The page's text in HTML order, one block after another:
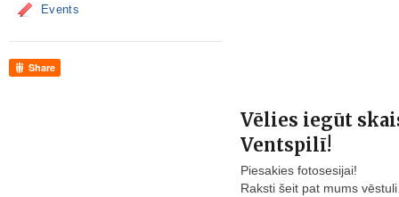
Events
Share
Vēlies iegūt
Ventspilī!
Piesakies fotosesijai!
Raksti šeit pat mums